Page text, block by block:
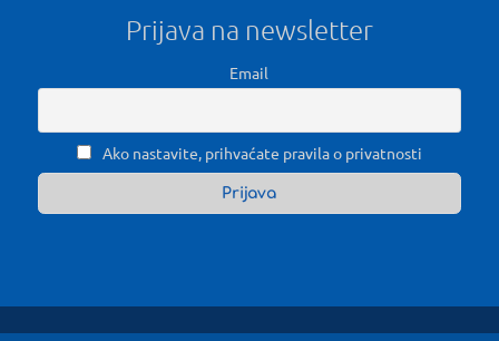
Prijava na newsletter
Email
Ako nastavite, prihvaćate pravila o privatnosti